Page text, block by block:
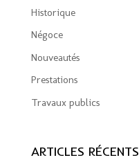
Historique
Négoce
Nouveautés
Prestations
Travaux publics
ARTICLES RÉCENTS